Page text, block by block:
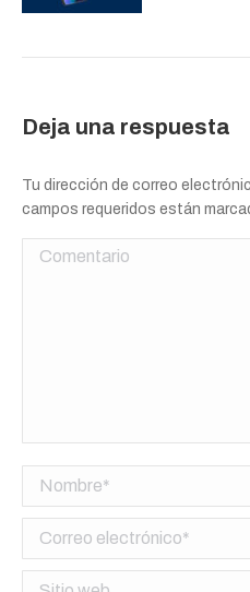
Deja una respuesta
Tu dirección de correo
campos requeridos están
Comentario
Nombre *
Correo electrónico *
Sitio web